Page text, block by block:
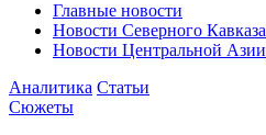
Главные новости
Новости Северного Кавказа
Новости Центральной Азии
Аналитика Статьи
Сюжеты